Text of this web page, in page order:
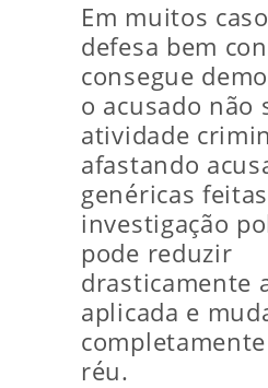
Em muitos
defesa bem
consegue
o acusado não
atividade
afastando
genéricas
investigação
pode reduzir
drasticamente
aplicada e
réu.